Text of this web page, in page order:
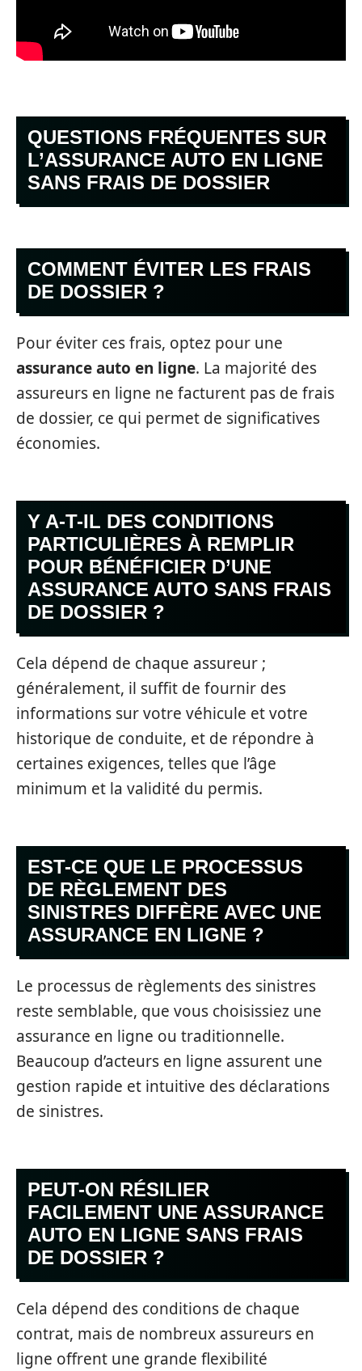
QUESTIONS FRÉQUENTES SUR
L’ASSURANCE AUTO EN LIGNE
SANS FRAIS DE DOSSIER
COMMENT ÉVITER LES FRAIS
DE DOSSIER ?
Pour éviter ces frais, optez pour une
assurance auto en ligne. La majorité des
assureurs en ligne ne facturent pas de frais
de dossier, ce qui permet de significatives
économies.
Y A-T-IL DES CONDITIONS
PARTICULIÈRES À REMPLIR
POUR BÉNÉFICIER D’UNE
ASSURANCE AUTO SANS FRAIS
DE DOSSIER ?
Cela dépend de chaque assureur ;
généralement, il suffit de fournir des
informations sur votre véhicule et votre
historique de conduite, et de répondre à
certaines exigences, telles que l’âge
minimum et la validité du permis.
EST-CE QUE LE PROCESSUS
DE RÈGLEMENT DES
SINISTRES DIFFÈRE AVEC UNE
ASSURANCE EN LIGNE ?
Le processus de règlements des sinistres
reste semblable, que vous choisissiez une
assurance en ligne ou traditionnelle.
Beaucoup d’acteurs en ligne assurent une
gestion rapide et intuitive des déclarations
de sinistres.
PEUT-ON RÉSILIER
FACILEMENT UNE ASSURANCE
AUTO EN LIGNE SANS FRAIS
DE DOSSIER ?
Cela dépend des conditions de chaque
contrat, mais de nombreux assureurs en
ligne offrent une grande flexibilité